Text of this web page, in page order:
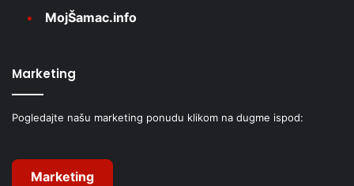
MojŠamac.info
Marketing
Pogledajte našu marketing ponudu klikom na dugme ispod:
Marketing